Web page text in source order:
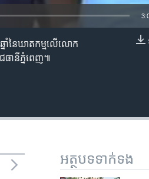
នាំ​នៃ​ឃាតកម្ម​លើលោក
ធានី​ភ្នំពេញ៕
អត្ថបទ​ទាក់ទង